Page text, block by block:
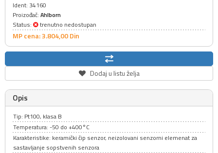
Ident: 34160
Proizođač: Ahlborn
Status:
trenutno nedostupan
MP cena: 3.804,00Din
Dodaj u listu želja
Opis
Tip: Pt100, klasa B
Temperatura: -50 do +400°C
Karakteristike: keramički čip senzor, neizolovani senzorni elemenat za
sastavljanje sopstvenih senzora